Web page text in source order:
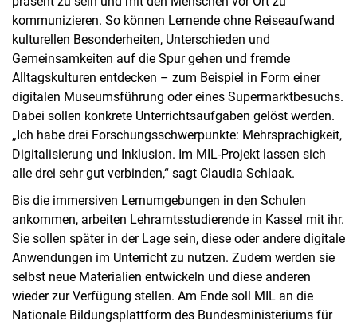
kommunizieren. So können Lernende ohne Reiseaufwand
kulturellen Besonderheiten, Unterschieden und
Gemeinsamkeiten auf die Spur gehen und fremde
Alltagskulturen entdecken – zum Beispiel in Form einer
digitalen Museumsführung oder eines Supermarktbesuchs.
Dabei sollen konkrete Unterrichtsaufgaben gelöst werden.
„Ich habe drei Forschungsschwerpunkte: Mehrsprachigkeit,
Digitalisierung und Inklusion. Im MIL-Projekt lassen sich
alle drei sehr gut verbinden,“ sagt Claudia Schlaak.
Bis die immersiven Lernumgebungen in den Schulen
ankommen, arbeiten Lehramtsstudierende in Kassel mit ihr.
Sie sollen später in der Lage sein, diese oder andere digitale
Anwendungen im Unterricht zu nutzen. Zudem werden sie
selbst neue Materialien entwickeln und diese anderen
wieder zur Verfügung stellen. Am Ende soll MIL an die
Nationale Bildungsplattform des Bundesministeriums für